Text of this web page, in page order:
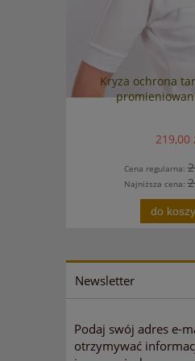
Kryza ochrona
219,00
Cena regularna:
Najniższa cena:
do
Newsletter
Podaj swój adres e-
otrzymywać